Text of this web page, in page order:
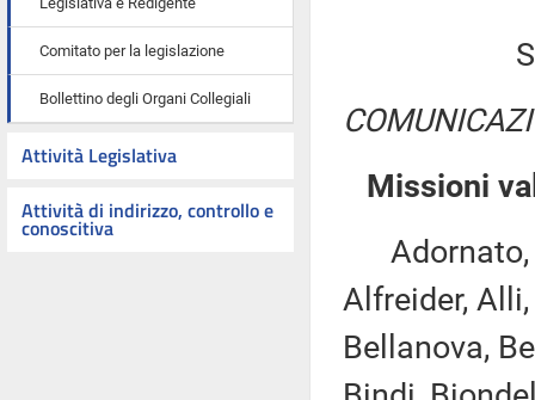
Comitato per la legislazione
Bollettino degli Organi Collegiali
Attività Legislativa
Attività di indirizzo, controllo e
conoscitiva
Missioni
Adornato,
Alfreider,
Bellanova,